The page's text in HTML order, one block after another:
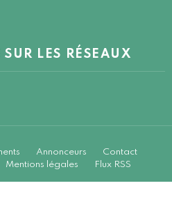
LES RÉSEAUX
Annonceurs
Contact
Mentions légales Flux RSS